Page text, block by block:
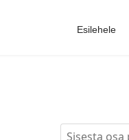
Esilehele
Sisesta osa